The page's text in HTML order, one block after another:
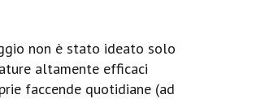
non è stato ideato solo
altamente efficaci
faccende quotidiane (ad